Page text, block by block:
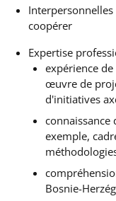
coopérer
Expertise
expérience de
œuvre de
d'initiatives
connaissance
exemple,
Bosnie-